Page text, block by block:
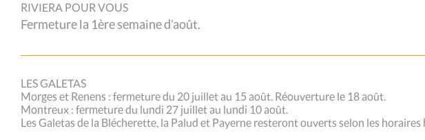
RIVIERA POUR VOUS
Fermeture la 1ère semaine d’août.
LES GALETAS
Morges et Renens : fermeture du 20 juillet au 15 août. Réouverture le 18 août.
Montreux : fermeture du lundi 27 juillet au lundi 10 août.
Les Galetas de la Blécherette, la Palud et Payerne resteront ouverts selon les horaires